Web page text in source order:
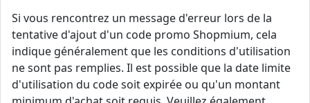
Si vous rencontrez un message d'erreur lors de la
tentative d'ajout d'un code promo Shopmium, cela
indique généralement que les conditions d'utilisation
ne sont pas remplies. Il est possible que la date limite
d'utilisation du code soit expirée ou qu'un montant